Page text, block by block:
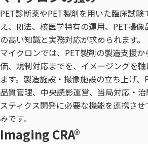
PET診断薬やPET製剤を用いた臨床試験
え、RI法、核医学特有の運用、PET撮
の高い知識と実務対応が求められます。
マイクロンでは、PET製剤の製造支援
価、規制対応までを、イメージングを
ます。製造施設・撮像施設の立ち上げ、
品質管理、中央読影運営、当局対応・
スティクス開発に必要な機能を連携さ
みです。
Imaging CRA®